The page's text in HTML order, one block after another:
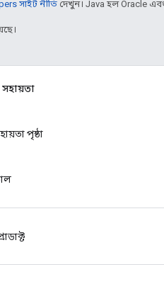
সাইট নীতি দেখুন। Java হল Oracle এবং/
পৃষ্ঠা